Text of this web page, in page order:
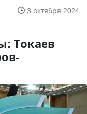
3 октября 2024
Токаев